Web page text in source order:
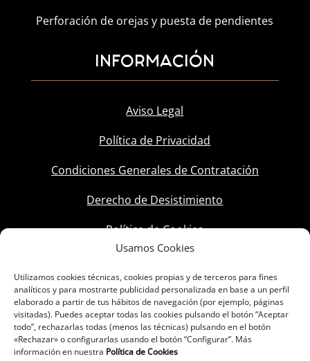
Usamos Cookies
Utilizamos cookies técnicas, cookies propias y de terceros para fines
analíticos y para mostrarte publicidad personalizada en base a un perfil
elaborado a partir de tus hábitos de navegación (por ejemplo, páginas
visitadas). Puedes aceptar todas las cookies pulsando el botón “Aceptar
todo”, rechazarlas todas (menos las técnicas) pulsando en el botón
«Rechazar» o configurarlas usando el botón “Configurar”. Más
información en nuestra Política de Cookies
Perforación de orejas y puesta de pendientes
INFORMACIÓN
Aviso Legal
Política de Privacidad
Condiciones Generales de Contratación
Derecho de Desistimiento
Política de Cookies